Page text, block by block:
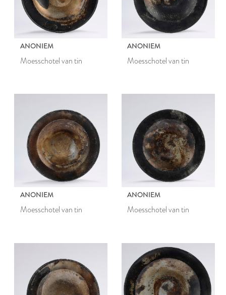
ANONIEM
Moesschotel van tin
ANONIEM
Moesschotel van tin
ANONIEM
Moesschotel van tin
ANONIEM
Moesschotel van tin